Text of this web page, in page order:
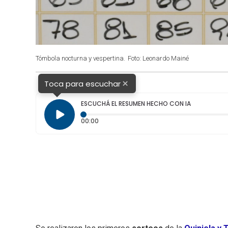
Tómbola nocturna y vespertina. Foto: Leonardo Mainé
Toca para escuchar×
ESCUCHÁ EL RESUMEN HECHO CON IA
00:00